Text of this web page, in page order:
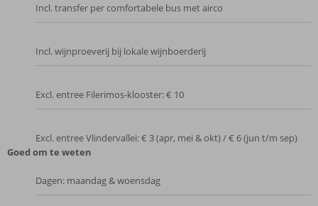
Incl. transfer per comfortabele bus met airco
Incl. wijnproeverij bij lokale wijnboerderij
Excl. entree Filerimos-klooster: € 10
Excl. entree Vlindervallei: € 3 (apr, mei & okt) / € 6 (jun t/m sep)
Goed om te weten
Dagen: maandag & woensdag